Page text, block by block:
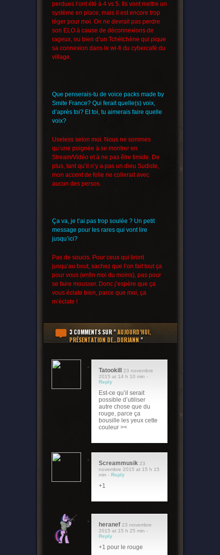
perdues l’ont été à 4 vs 5. Ils vont mettre un
système en place, mais il est encore trop
léger pour moi. On ne devrait pas perdre
son ELO à cause de déconnexions de
rageux, ou bien d’un Tchétchène qui pique
sa connexion dans le wi-fi du cybercafé du
village.
Que penserais-tu de voice packs made by
Smite France? Qui ferait quelle(s) voix,
d’après toi? Et toi, tu aimerais faire quelle
voix?
Useless selon moi. Nous ne sommes
qu’une poignée à se montrer en
Stream/Vidéo et à ne pas être timide. De
plus, tant qu’il n’y a pas un dieu Sudiste,
mon accent de folie ne collerait avec
aucun des persos.
Ça va, je t’ai pas trop soulée ? Un petit
message pour les rares qui vont lire
jusqu’ici?
Pas de soucis. Pour ceux qui liront
jusqu’au bout, sachez que l’on fait tout ça
pour vous (enfin moi du moins), pas pour
se faire mousser. Donc j’espère que ça
vous éclate bien, parce que moi, ça
m’éclate !
3 COMMENTSSUR "AUJOURD’HUI,
PRÉSENTATION DE…DORJANN "
Tatookill
23 novembre
2015 at 14 h 10 min -
Reply
Est-ce qu’il serait
possible d’utiliser
autre chose que du
rouge, parce ça
bousille les yeux cette
couleur ><
Screammusik 23
novembre 2015 at 15 h 15
min - Reply
+1
heranef 23 novembre
2015 at 15 h 25 min -
Reply
+1 pour le rouge